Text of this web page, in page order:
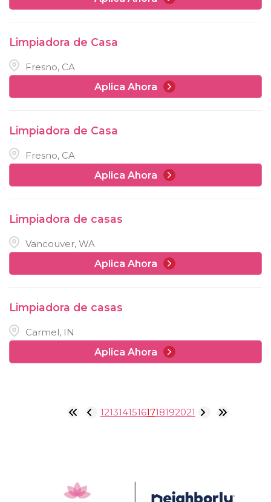
Limpiadora de Casa
Fresno, CA
Aplica Ahora
Limpiadora de Casa
Fresno, CA
Aplica Ahora
Limpiadora de casas
Vancouver, WA
Aplica Ahora
Limpiadora de casas
Carmel, IN
Aplica Ahora
12131415161718192021